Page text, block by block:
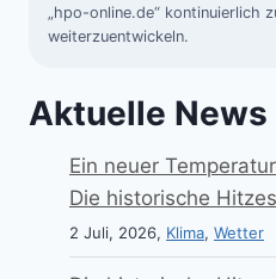
„hpo-online.de“ kontinuierlich
weiterzuentwickeln.
Aktuelle News
Ein neuer
Die historische
2 Juli, 2026, Klima, Wetter